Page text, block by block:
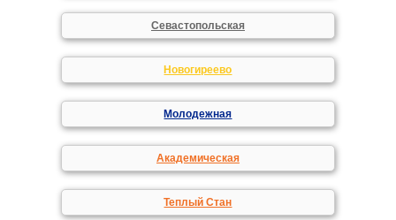
Севастопольская
Новогиреево
Молодежная
Академическая
Теплый Стан